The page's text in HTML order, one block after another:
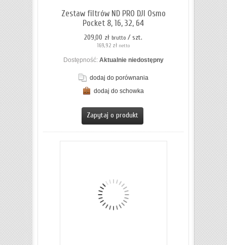
Zestaw filtrów ND PRO DJI Osmo
Pocket 8, 16, 32, 64
209,00 zł brutto / szt.
169,92 zł netto
Dostępność: Aktualnie niedostępny
dodaj do porównania
dodaj do schowka
Zapytaj o produkt